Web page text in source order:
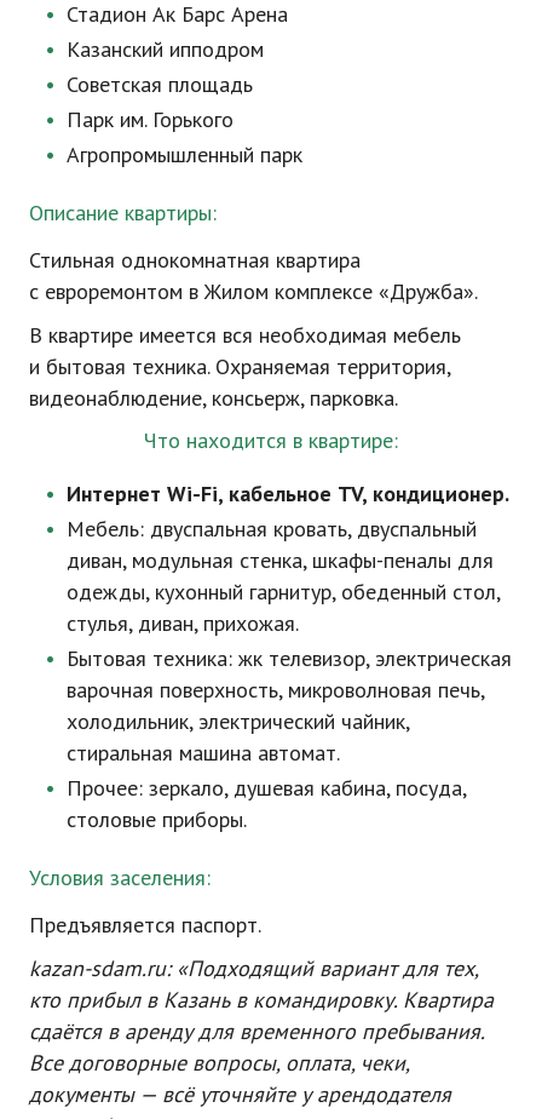
Стадион Ак Барс Арена
Казанский ипподром
Советская площадь
Парк им. Горького
Агропромышленный парк
Описание квартиры:
Стильная однокомнатная квартира
с евроремонтом в Жилом комплексе «Дружба».
В квартире имеется вся необходимая мебель
и бытовая техника. Охраняемая территория,
видеонаблюдение, консьерж, парковка.
Что находится в квартире:
Интернет Wi-Fi, кабельное TV, кондиционер.
Мебель: двуспальная кровать, двуспальный
диван, модульная стенка, шкафы-пеналы для
одежды, кухонный гарнитур, обеденный стол,
стулья, диван, прихожая.
Бытовая техника: жк телевизор, электрическая
варочная поверхность, микроволновая печь,
холодильник, электрический чайник,
стиральная машина автомат.
Прочее: зеркало, душевая кабина, посуда,
столовые приборы.
Условия заселения:
Предъявляется паспорт.
kazan-sdam.ru: «Подходящий вариант для тех,
кто прибыл в Казань в командировку. Квартира
сдаётся в аренду для временного пребывания.
Все договорные вопросы, оплата, чеки,
документы — всё уточняйте у арендодателя